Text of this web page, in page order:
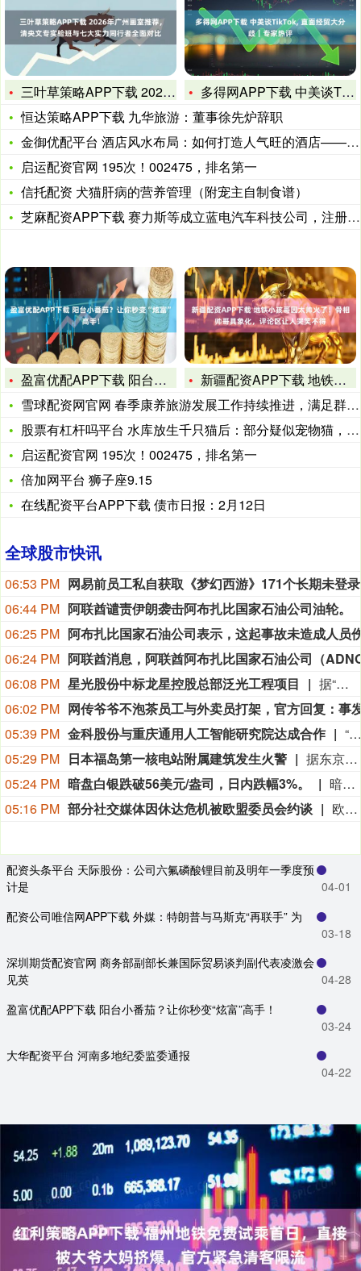
三叶草策略APP下载 2026年广州画室推荐，清央文专实验班
多得网APP下载 中美谈TikTok, 直面经贸大分歧｜专家
恒达策略APP下载 九华旅游：董事徐先炉辞职
金御优配平台 酒店风水布局：如何打造人气旺的酒店——风水命理
启运配资官网 195次！002475，排名第一
信托配资 犬猫肝病的营养管理（附宠主自制食谱）
芝麻配资APP下载 赛力斯等成立蓝电汽车科技公司，注册资本5
盈富优配APP下载 阳台小番茄？让你秒变“炫富”高手！
新疆配资APP下载 地铁小孩哥因太帅火了！骨相帅哥具象化，评
雪球配资网官网 春季康养旅游发展工作持续推进，满足群众健康养
股票有杠杆吗平台 水库放生千只猫后：部分疑似宠物猫，放生团账
启运配资官网 195次！002475，排名第一
倍加网平台 狮子座9.15
在线配资平台APP下载 债市日报：2月12日
全球股市快讯
06:53 PM
06:44 PM 阿联酋谴责伊朗袭击阿布扎比国家石油公司油轮。
06:25 PM
06:24 PM
06:08 PM 星光股份中标龙星控股总部泛光工程项目
据“星光股份”公众号消息，近日，星光股份成功中标龙星控股总部泛光工程项目。
06:02 PM
05:39 PM 金科股份与重庆通用人工智能研究院达成合作
“金科股份”公众号消息，2026年8月，金科地产集团股份有限公司（简称“金科股份”）与重庆通用人工智能研究院在重庆正式签署全方位合作协议。双方将依托通用人工智能前沿技术，落地不动产全场景智慧解决方案，合力打造重庆“人工智能+不动产”产业标杆项目。
05:29 PM 日本福岛第一核电站附属建筑发生火警
据东京电力公司消息，当地时间8日15时35分左右，日本福岛第一核电站5号、6号机组服务建筑3、4层的火灾报警器发生启动。东京电力公司于当天16时01分向双叶消防本部报警。随后，消防部门赶赴现场确认，但未发现明火或冒烟。事件对核电站厂区设备没有造成影响，监测点以及厂区边界的尘埃监测仪等所测得的放射线量也未发现异常。（央视新闻）
05:24 PM 暗盘白银跌破56美元/盎司，日内跌幅3%。
暗盘白银跌破56美元/盎司，日内跌幅3%。
05:16 PM 部分社交媒体因休达危机被欧盟委员会约谈 欧盟委员会负责技术主权等事务的执行副主席汉娜·维尔库宁7日在社交媒体上表示，欧盟委员会当天就西班牙飞地休达局势约谈短视频平台TikTok和美国元公司（Meta），要求平台在危机期间加强内容监测并采取果断措施。 维尔库宁在社交媒体平台X上说，在危机情况下，社交媒体平台必须果断采取行动，维护数字空间完整性。她表示，平台应加强对相关内容的监测，并强化与事实核查机构的合作。 休达位于非洲西北部、直布罗陀海峡附近的地中海沿岸，与摩洛哥接壤。日前，大批非法移民从摩洛哥方向进入休达，引发近年来西班牙最严重的边境移民危机。 据德新社等媒体报道，一些进入休达的非法移民表示，他们此前从社交媒体获悉所谓“边境开放”“休达将提供住宿”以及“进入休达后可继续前往西班牙本土”等信息。 休达危机也引发了欧盟内部围绕外部边境管控和移民政策的新一轮争议。维尔库宁表示，欧盟委员会将于10日继续跟进相关情况。(新华社)
配资头条平台 天际股份：公司六氟磷酸锂目前及明年一季度预
计是
04-01
配资公司唯信网APP下载 外媒：特朗普与马斯克“再联手” 为
03-18
深圳期货配资官网 商务部副部长兼国际贸易谈判副代表凌激会
见英
04-28
盈富优配APP下载 阳台小番茄？让你秒变“炫富”高手！
03-24
大华配资平台 河南多地纪委监委通报
04-22